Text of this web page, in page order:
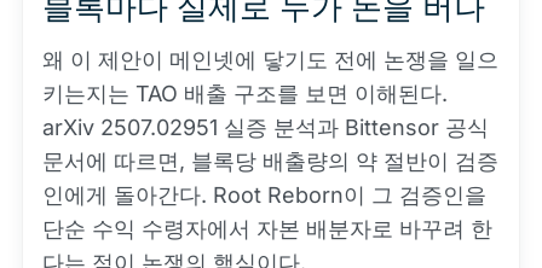
왜 이 제안이 메인넷에 닿기도 전에 논쟁을 일으
키는지는 TAO 배출 구조를 보면 이해된다.
arXiv 2507.02951 실증 분석과 Bittensor 공식
문서에 따르면, 블록당 배출량의 약 절반이 검증
인에게 돌아간다. Root Reborn이 그 검증인을
단순 수익 수령자에서 자본 배분자로 바꾸려 한
다는 점이 논쟁의 핵심이다.